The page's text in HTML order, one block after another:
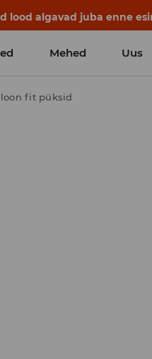
lood algavad juba enne
Mehed Uus
fit püksid